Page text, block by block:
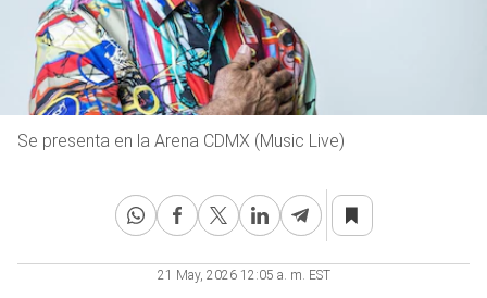
Se presenta en la Arena CDMX (Music Live)
21 May, 2026 12:05 a. m. EST